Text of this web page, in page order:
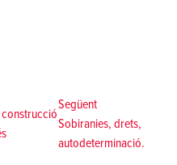
SegüentSegüent:
Sobiranies, drets,
autodeterminació.